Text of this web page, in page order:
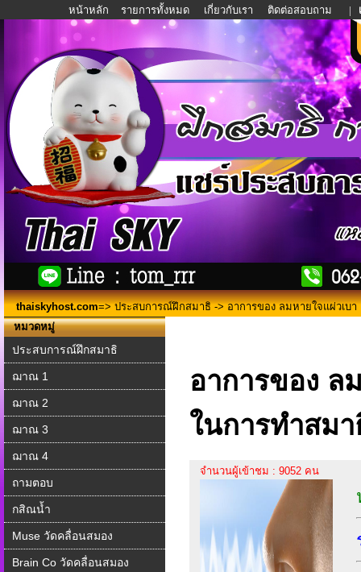
หน้าหลัก รายการทั้งหมด เกี่ยวกับเรา ติดต่อสอบถาม |
thaiskyhost.com=> ประสบการณ์ฝึกสมาธิ -> อาการของ ลมหายใจแผ่วเบ
หมวดหมู่
ประสบการณ์ฝึกสมาธิ
ฌาณ 1
ฌาณ 2
ฌาณ 3
ฌาณ 4
ถามตอบ
กสิณน้ำ
Muse วัดคลื่อนสมอง
Brain Co วัดคลื่อนสมอง
อาการของ ล
ในการทำสมา
จำนวนผู้เข้าชม : 9052 คน